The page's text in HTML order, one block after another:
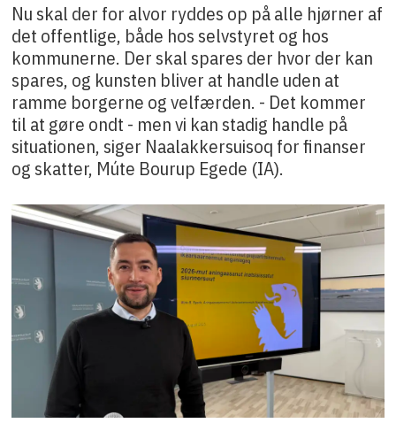
Nu skal der for alvor ryddes op på alle hjørner af
det offentlige, både hos selvstyret og hos
kommunerne. Der skal spares der hvor der kan
spares, og kunsten bliver at handle uden at
ramme borgerne og velfærden. - Det kommer
til at gøre ondt - men vi kan stadig handle på
situationen, siger Naalakkersuisoq for finanser
og skatter, Múte Bourup Egede (IA).